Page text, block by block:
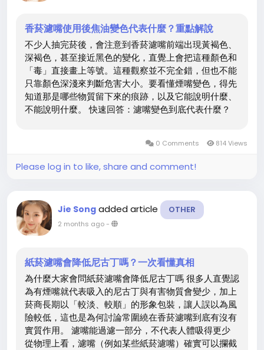
香菸濾嘴使用後焦油變色代表什麼？重點解說
不少人抽完菸後，會注意到香菸濾嘴前端出現黃褐色、
深褐色，甚至接近黑色的變化，直覺上會把這種顏色和
「毒」直接畫上等號。這種觀察並不完全錯，但也不能
只靠顏色深淺來判斷危害大小。要看懂煙嘴變色，得先
知道那是哪些物質留下來的痕跡，以及它能說明什麼、
不能說明什麼。 快速回答：濾嘴變色到底代表什麼？
積的量較多，或其中某些成分比例較高，但它不是單一
的毒性指標。也就是說，變色可以告訴你「確實有東西
被攔下來了」，卻不能直接換算成致癌風險有多高。 換
吸入的不只是氣體，還包含顆粒與多種化學物質。不
過，人體真正吸收多少、肺部受到多大影響，並不能只
憑一截變色的紙菸濾嘴就下定論。 濾嘴變色的科學成因
（簡明版）...
0 Comments 814 Views
Please log in to like, share and comment!
Jie Song added article OTHER
2 months ago-
紙菸濾嘴會降低尼古丁嗎？一次看懂真相
為什麼大家會問紙菸濾嘴會降低尼古丁嗎 很多人直覺認
為有煙嘴就代表吸入的尼古丁與有害物質會變少，加上
菸商長期以「較淡、較順」的形象包裝，讓人誤以為風
險較低，這也是為何討論常圍繞在香菸濾嘴到底有沒有
實質作用。 濾嘴能過濾一部分，不代表人體吸得更少
從物理上看，濾嘴（例如某些紙菸濾嘴）確實可以攔截